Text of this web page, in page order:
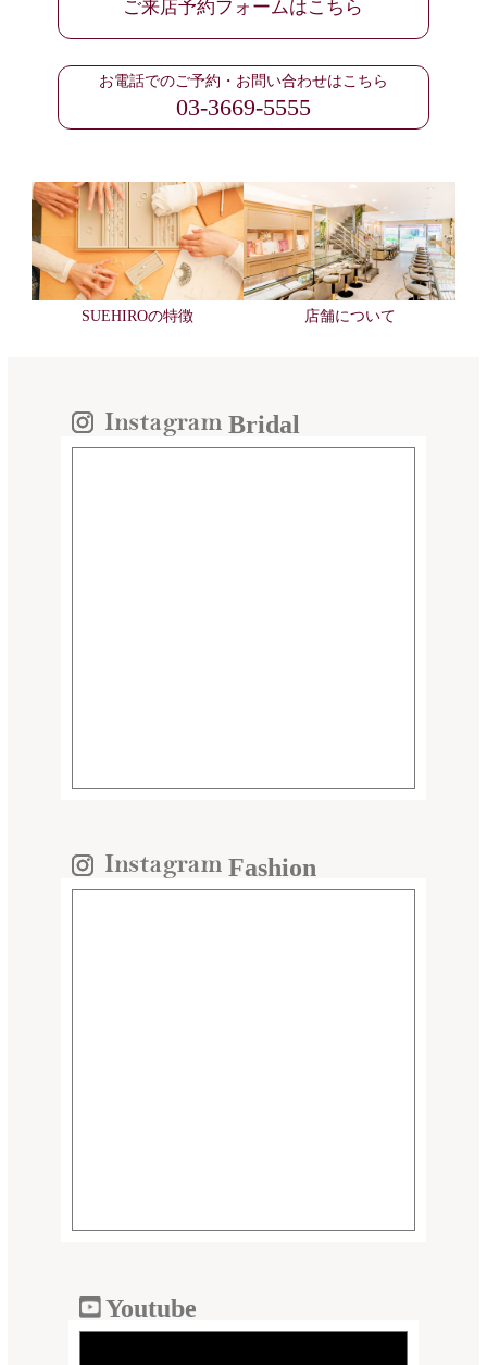
ご来店予約フォームはこちら
お電話でのご予約・お問い合わせはこちら
03-3669-5555
SUEHIROの特徴 店舗について
Bridal
Fashion
Youtube